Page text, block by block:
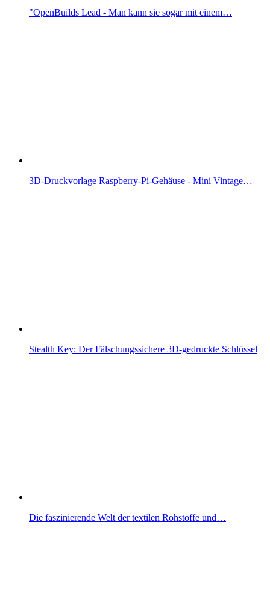
"OpenBuilds Lead - Man kann sie sogar mit einem…
3D-Druckvorlage Raspberry-Pi-Gehäuse - Mini Vintage…
Stealth Key: Der Fälschungssichere 3D-gedruckte Schlüssel
Die faszinierende Welt der textilen Rohstoffe und…